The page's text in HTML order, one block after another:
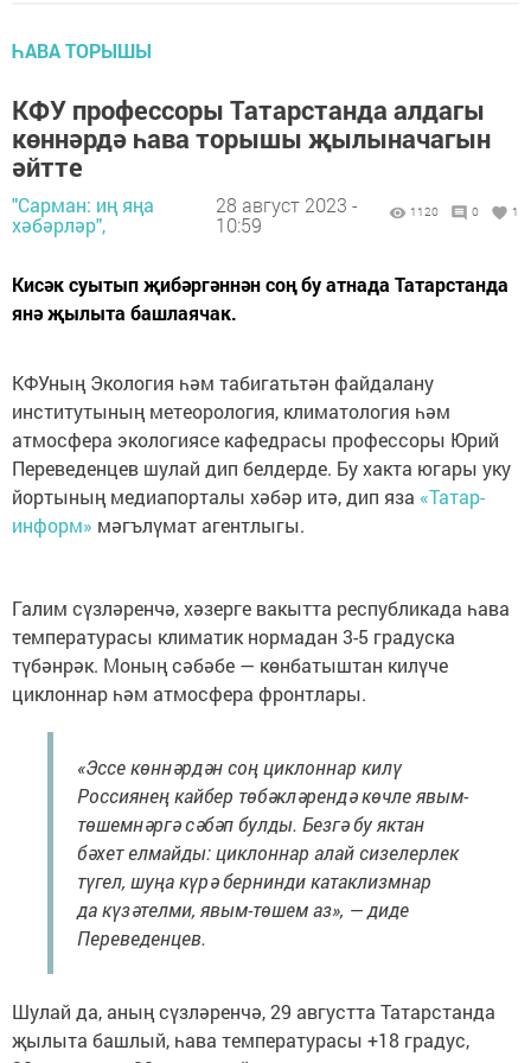
ҺАВА ТОРЫШЫ
КФУ профессоры Татарстанда алдагы
көннәрдә һава торышы җылыначагын
әйтте
"Сарман: иң яңа
хәбәрләр",
28 август 2023 -
10:59
1120 0 1
Кисәк суытып җибәргәннән соң бу атнада Татарстанда
янә җылыта башлаячак.
КФУның Экология һәм табигатьтән файдалану
институтының метеорология, климатология һәм
атмосфера экологиясе кафедрасы профессоры Юрий
Переведенцев шулай дип белдерде. Бу хакта югары уку
йортының медиапорталы хәбәр итә, дип яза «Татар-
информ» мәгълүмат агентлыгы.
Галим сүзләренчә, хәзерге вакытта республикада һава
температурасы климатик нормадан 3-5 градуска
түбәнрәк. Моның сәбәбе — көнбатыштан килүче
циклоннар һәм атмосфера фронтлары.
«Эссе көннәрдән соң циклоннар килү
Россиянең кайбер төбәкләрендә көчле явым-
төшемнәргә сәбәп булды. Безгә бу яктан
бәхет елмайды: циклоннар алай сизелерлек
түгел, шуңа күрә бернинди катаклизмнар
да күзәтелми, явым-төшем аз», — диде
Переведенцев.
Шулай да, аның сүзләренчә, 29 августта Татарстанда
җылыта башлый, һава температурасы +18 градус,